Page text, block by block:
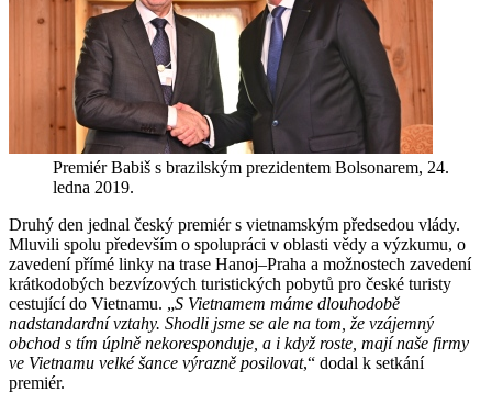
Premiér Babiš s brazilským prezidentem Bolsonarem, 24.
ledna 2019.
Druhý den jednal český premiér s vietnamským předsedou vlády.
Mluvili spolu především o spolupráci v oblasti vědy a výzkumu, o
zavedení přímé linky na trase Hanoj–Praha a možnostech zavedení
krátkodobých bezvízových turistických pobytů pro české turisty
cestující do Vietnamu. „S Vietnamem máme dlouhodobě
nadstandardní vztahy. Shodli jsme se ale na tom, že vzájemný
obchod s tím úplně nekoresponduje, a i když roste, mají naše firmy
ve Vietnamu velké šance výrazně posilovat,“ dodal k setkání
premiér.